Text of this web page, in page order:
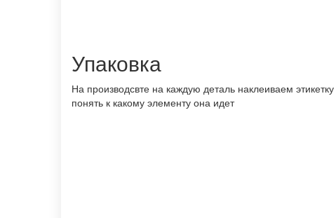
Упаковка
На производсвте на каждую деталь наклеиваем
понять к какому элементу она идет